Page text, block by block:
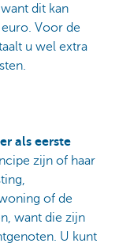
want dit kan
Voor de
u wel extra
als eerste
zijn of haar
of de
want die zijn
U kunt